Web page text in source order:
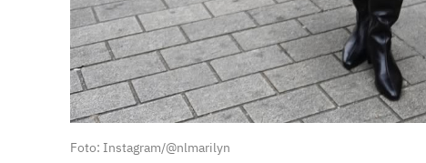
Foto: Instagram/@nlmarilyn